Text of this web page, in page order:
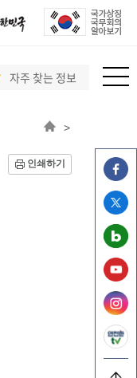
자주 찾는 정보
>
인쇄하기